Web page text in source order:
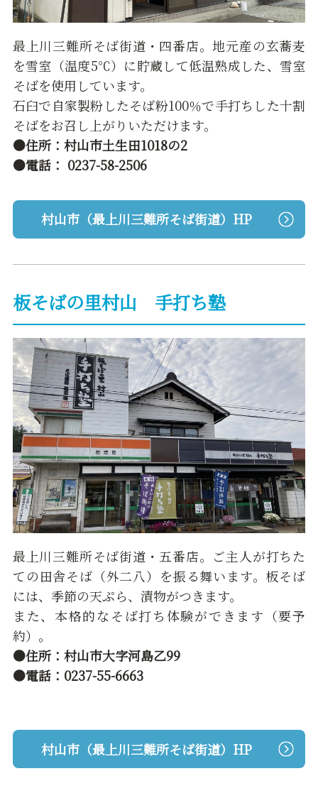
最上川三難所そば街道・四番店。地元産の玄蕎麦
を雪室（温度5℃）に貯蔵して低温熟成した、雪室
そばを使用しています。
石臼で自家製粉したそば粉100％で手打ちした十割
そばをお召し上がりいただけます。
●住所：村山市土生田1018の2
●電話： 0237-58-2506
村山市（最上川三難所そば街道）HP
板そばの里村山 手打ち塾
最上川三難所そば街道・五番店。ご主人が打ちた
ての田舎そば（外二八）を振る舞います。板そば
には、季節の天ぷら、漬物がつきます。
また、本格的なそば打ち体験ができます（要予
約）。
●住所：村山市大字河島乙99
●電話：0237-55-6663
村山市（最上川三難所そば街道）HP